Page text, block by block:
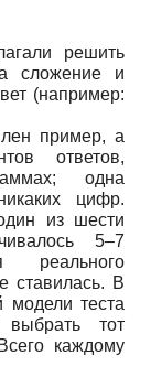
решить
сложение и
(например:
пример, а
ответов,
одна
цифр.
из шести
5–7
реального
ставилась. В
модели теста
выбрать тот
каждому